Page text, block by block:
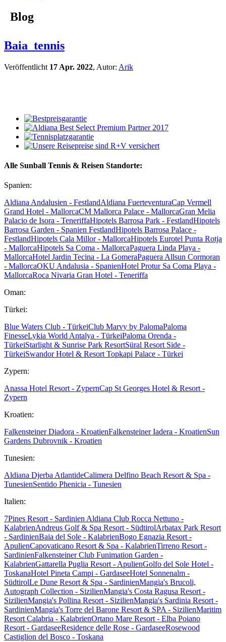
Blog
Baia_tennis
Veröffentlicht 17 Apr. 2022, Autor: Arik
Alle Sunball Tennis & Reisen Standorte:
Spanien:
Aldiana Andalusien - FestlandAldiana FuerteventuraCap Vermell
Grand Hotel - MallorcaCM Mallorca Palace - MallorcaGran Melia
Palacio de Isora - TeneriffaHipotels Barrosa Park - FestlandHipotels
Barrosa Garden - Spanien FestlandHipotels Barrosa Palace -
FestlandHipotels Cala Millor - MallorcaHipotels Eurotel Punta Rotja
- MallorcaHipotels Sa Coma - MallorcaPaguera Linda Playa -
MallorcaHotel Jardin Tecina - La GomeraPaguera Allsun Cormoran
- MallorcaOKU Andalusia - SpanienHotel Protur Sa Coma Playa -
MallorcaRoca Nivaria Gran Hotel - Teneriffa
Oman:
Türkei:
Blue Waters Club - TürkeiClub Marvy by PalomaPaloma
FinesseLykia World Antalya - TürkeiPaloma Orenda -
TürkeiStarlight & Sunrise Park ResortSüral Resort Side -
TürkeiSwandor Hotel & Resort Topkapi Palace - Türkei
Zypern:
Anassa Hotel Resort - ZypernCap St Georges Hotel & Resort -
Zypern
Kroatien:
Falkensteiner Diadora - KroatienFalkensteiner Iadera - KroatienSun
Gardens Dubrovnik - Kroatien
Tunesien:
Aldiana Djerba AtlantideCalimera Delfino Beach Resort & Spa -
TunesienSentido Phenicia - Tunesien
Italien:
7Pines Resort - Sardinien Aldiana Club Rocca Nettuno -
KalabrienAndreus Golf & Spa Resort - SüdtirolArbatax Park Resort
- SardinienBaia del Sole - KalabrienBogo Egnazia Resort -
ApulienCapovaticano Resort & Spa - KalabrienTirreno Resort -
SardinienFalkensteiner Club Funimation Garden -
KalabrienGattarella Puglia Resort - ApulienGolfo del Sole Hotel -
ToskanaHotel Pineta Campi - GardaseeHotel Sonnenalm -
SüdtirolLe Dune Resort & Spa - SardinienMangia's Brucoli,
Autograph Collection - SizilienMangia's Costa Ragusa Resort -
SizilienMangia's Pollina Resort - SizilienMangia's Sardinia Resort -
SardinienMangia's Torre del Barone Resort & SPA - SizilienMaritim
Resort Calabria - KalabrienOrtano Mare Resort - Elba Poiano
Resort - GardaseeResidence delle Rose - GardaseeRosewood
Castiglion del Bosco - Toskana